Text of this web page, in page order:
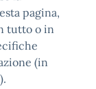
pagina,
tutto o in
(in